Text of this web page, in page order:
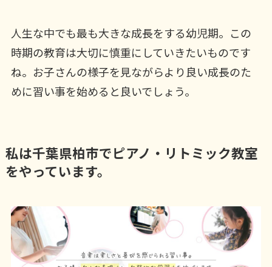
人生な中でも最も大きな成長をする幼児期。この
時期の教育は大切に慎重にしていきたいものです
ね。お子さんの様子を見ながらより良い成長のた
めに習い事を始めると良いでしょう。
私は千葉県柏市でピアノ・リトミック教室
をやっています。